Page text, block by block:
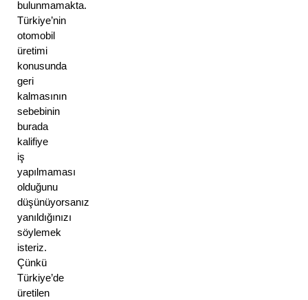
bulunmamakta.
Türkiye’nin
otomobil
üretimi
konusunda
geri
kalmasının
sebebinin
burada
kalifiye
iş
yapılmaması
olduğunu
düşünüyorsanız
yanıldığınızı
söylemek
isteriz.
Çünkü
Türkiye’de
üretilen